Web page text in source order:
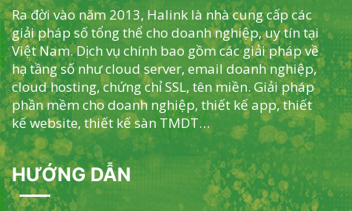
Ra đời vào năm 2013, Halink là nhà cung cấp các
giải pháp số tổng thể cho doanh nghiệp, uy tín tại
Việt Nam. Dịch vụ chính bao gồm các giải pháp về
hạ tầng số như cloud server, email doanh nghiệp,
cloud hosting, chứng chỉ SSL, tên miền. Giải pháp
phần mềm cho doanh nghiệp, thiết kế app, thiết
kế website, thiết kế sàn TMDT…
HƯỚNG DẪN